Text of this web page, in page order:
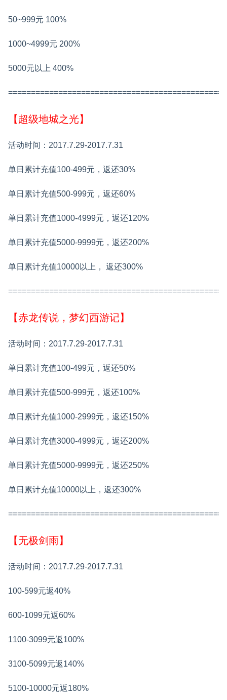
50~999元 100%
1000~4999元 200%
5000元以上 400%
【超级地城之光】
活动时间：2017.7.29-2017.7.31
单日累计充值100-499元，返还30%
单日累计充值500-999元，返还60%
单日累计充值1000-4999元，返还120%
单日累计充值5000-9999元，返还200%
单日累计充值10000以上， 返还300%
【赤龙传说，梦幻西游记】
活动时间：2017.7.29-2017.7.31
单日累计充值100-499元，返还50%
单日累计充值500-999元，返还100%
单日累计充值1000-2999元，返还150%
单日累计充值3000-4999元，返还200%
单日累计充值5000-9999元，返还250%
单日累计充值10000以上，返还300%
【无极剑雨】
活动时间：2017.7.29-2017.7.31
100-599元返40%
600-1099元返60%
1100-3099元返100%
3100-5099元返140%
5100-10000元返180%